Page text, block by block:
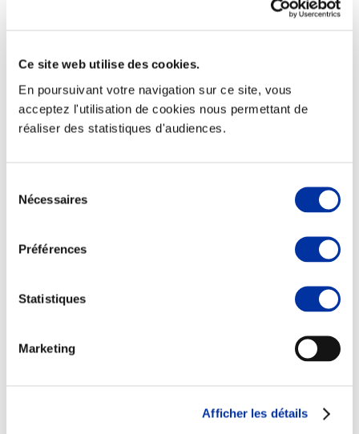
Ce site web utilise des cookies.
En poursuivant votre navigation sur ce site, vous
acceptez l'utilisation de cookies nous permettant de
réaliser des statistiques d'audiences.
Nécessaires
Préférences
Statistiques
Marketing
Afficher les détails
Elevage
Transport – mise en marché
Abattoir
Partenaire Climat